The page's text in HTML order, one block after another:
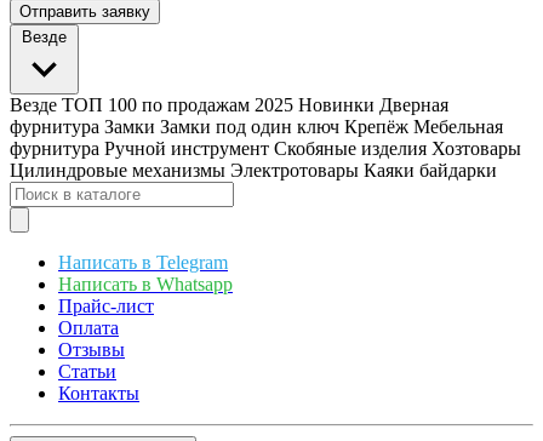
Отправить заявку
Везде
Везде ТОП 100 по продажам 2025 Новинки Дверная
фурнитура Замки Замки под один ключ Крепёж Мебельная
фурнитура Ручной инструмент Скобяные изделия Хозтовары
Цилиндровые механизмы Электротовары Каяки байдарки
Написать в Telegram
Написать в Whatsapp
Прайс-лист
Оплата
Отзывы
Статьи
Контакты